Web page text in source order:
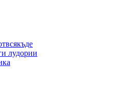
лудории